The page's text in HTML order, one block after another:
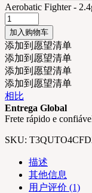
Aerobatic Fighter -
加入购物车
添加到愿望清单
添加到愿望清单
添加到愿望清单
添加到愿望清单
相比
Entrega Global
Frete rápido e
SKU:
描述
其他信息
用户评价 (1)